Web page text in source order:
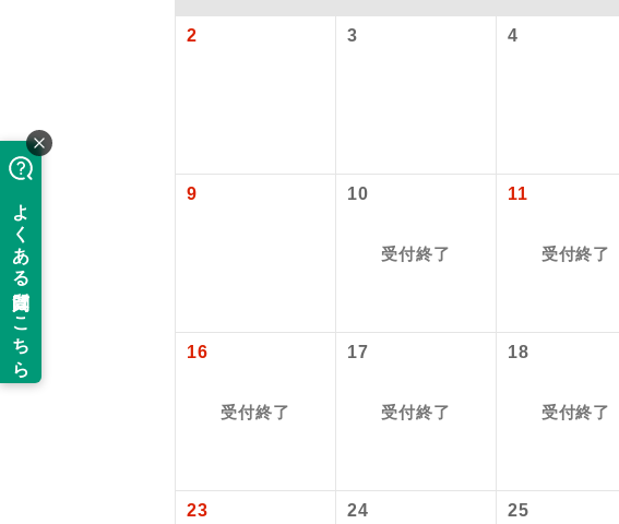
2 3 4
9 10
受付終了
11
受付終了
16
受付終了
17
受付終了
18
受付終了
23 24 25
「価格変動型ツアー」に
航空会社が設定する「個人
お申し込み時期・ご利用便
お支払いは、クレジットカー
ご旅行の契約が成立となります
ウェブ限定コースとなります
現地添乗員同行
バスガイド乗務
世界遺産